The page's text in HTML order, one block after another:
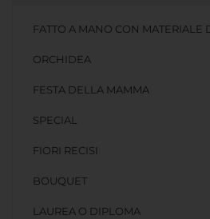
FATTO A MANO CON MATERIALE
ORCHIDEA
FESTA DELLA MAMMA
SPECIAL
FIORI RECISI
BOUQUET
LAUREA O DIPLOMA